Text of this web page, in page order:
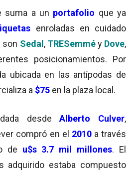
suma a un portafolio que ya
enroladas en cuidado
son Sedal , TRESemmé y Dove,
posicionamientos. Por
ubicada en las antípodas de
a $75 en la plaza local.
desdeAlberto Culver,
compró en el 2010 a través
de u$s 3.7 mil millones. El
adquirido estaba compuesto